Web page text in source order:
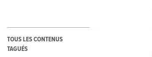
TOUS LES CONTENUS
TAGUÉS